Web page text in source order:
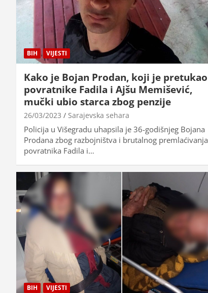
BIH VIJESTI
Kako je Bojan Prodan, koji je pretukao
povratnike Fadila i Ajšu Memišević,
mučki ubio starca zbog penzije
26/03/2023 Sarajevska sehara
Policija u Višegradu uhapsila je 36-godišnjeg Bojana
Prodana zbog razbojništva i brutalnog premlaćivanja
povratnika Fadila i…
BIH VIJESTI